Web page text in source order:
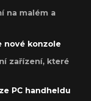
na malém a
nové konzole
zařízení, které
PC handheldu